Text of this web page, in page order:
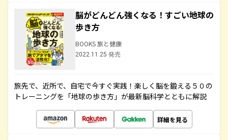
脳がどんどん強くなる！すごい地球の
歩き方
BOOKS 旅と健康
2022.11.25 発売
旅先で、近所で、自宅で今すぐ実践！楽しく脳を鍛える５０の
トレーニングを「地球の歩き方」が最新脳科学とともに解説
詳細を見る